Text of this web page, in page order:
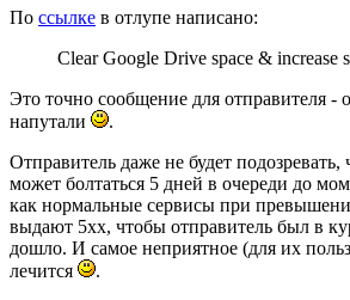
По ссылке в отлупе написано:
Clear Google Drive space & increase
Это точно сообщение для отправителя -
напутали
.
Отправитель даже не будет
может болтаться 5 дней в очереди до
как нормальные сервисы при
выдают 5хх, чтобы отправитель был в
дошло. И самое неприятное (для их
лечится
.